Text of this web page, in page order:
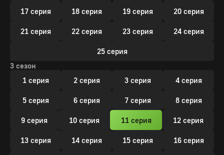
17 серия 18 серия 19 серия 20 серия
21 серия 22 серия 23 серия 24 серия
25 серия
3 сезон
1 серия
2 серия 3 серия 4 серия
5 серия 6 серия 7 серия 8 серия
9 серия 10 серия 11 серия 12 серия
13 серия 14 серия 15 серия 16 серия